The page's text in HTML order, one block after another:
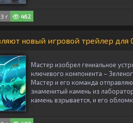
г 462
новый игровой трейлер для
Мастер изобрел гениальное
ключевого компонента –
Мастер и его команда
знаменитый камень из
камень взрывается, и его